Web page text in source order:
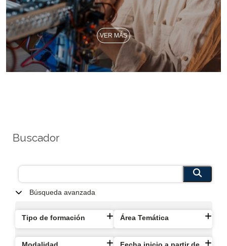
VER MÁS
Buscador
Búsqueda avanzada
Tipo de formación Área Temática